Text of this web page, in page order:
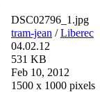
DSC02796_1.jpg
tram-jean /Liberec
04.02.12
531 KB
Feb 10, 2012
1500 x 1000 pixels